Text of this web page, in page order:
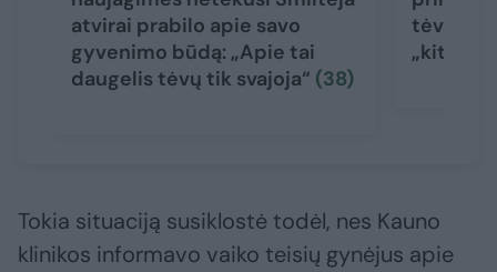
atvirai prabilo apie savo
gyvenimo būdą: „Apie tai
daugelis tėvų tik svajoja“ (38)
tėvų
„kitokį“
Tokia situaciją susiklostė todėl, nes Kauno
klinikos informavo vaiko teisių gynėjus apie